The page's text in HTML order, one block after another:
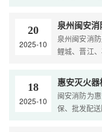
···
20
2025-10
泉州闽安
泉州闽安消
鲤城、晋江
18
2025-10
惠安灭火
闽安消防为
保、批发配